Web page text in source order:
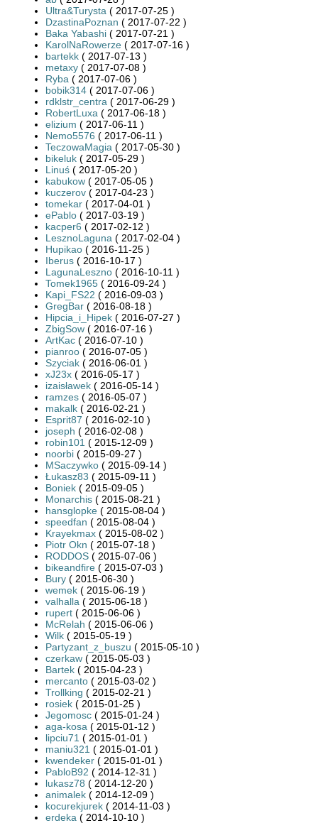
Ultra&Turysta ( 2017-07-25 )
DzastinaPoznan ( 2017-07-22 )
Baka Yabashi ( 2017-07-21 )
KarolNaRowerze ( 2017-07-16 )
bartekk ( 2017-07-13 )
metaxy ( 2017-07-08 )
Ryba ( 2017-07-06 )
bobik314 ( 2017-07-06 )
rdklstr_centra ( 2017-06-29 )
RobertLuxa ( 2017-06-18 )
elizium ( 2017-06-11 )
Nemo5576 ( 2017-06-11 )
TeczowaMagia ( 2017-05-30 )
bikeluk ( 2017-05-29 )
Linuś ( 2017-05-20 )
kabukow ( 2017-05-05 )
kuczerov ( 2017-04-23 )
tomekar ( 2017-04-01 )
ePablo ( 2017-03-19 )
kacper6 ( 2017-02-12 )
LesznoLaguna ( 2017-02-04 )
Hupikao ( 2016-11-25 )
Iberus ( 2016-10-17 )
LagunaLeszno ( 2016-10-11 )
Tomek1965 ( 2016-09-24 )
Kapi_FS22 ( 2016-09-03 )
GregBar ( 2016-08-18 )
Hipcia_i_Hipek ( 2016-07-27 )
ZbigSow ( 2016-07-16 )
ArtKac ( 2016-07-10 )
pianroo ( 2016-07-05 )
Szyciak ( 2016-06-01 )
xJ23x ( 2016-05-17 )
izaisławek ( 2016-05-14 )
ramzes ( 2016-05-07 )
makalk ( 2016-02-21 )
Esprit87 ( 2016-02-10 )
joseph ( 2016-02-08 )
robin101 ( 2015-12-09 )
noorbi ( 2015-09-27 )
MSaczywko ( 2015-09-14 )
Łukasz83 ( 2015-09-11 )
Boniek ( 2015-09-05 )
Monarchis ( 2015-08-21 )
hansglopke ( 2015-08-04 )
speedfan ( 2015-08-04 )
Krayekmax ( 2015-08-02 )
Piotr Okn ( 2015-07-18 )
RODDOS ( 2015-07-06 )
bikeandfire ( 2015-07-03 )
Bury ( 2015-06-30 )
wemek ( 2015-06-19 )
valhalla ( 2015-06-18 )
rupert ( 2015-06-06 )
McRelah ( 2015-06-06 )
Wilk ( 2015-05-19 )
Partyzant_z_buszu ( 2015-05-10 )
czerkaw ( 2015-05-03 )
Bartek ( 2015-04-23 )
mercanto ( 2015-03-02 )
Trollking ( 2015-02-21 )
rosiek ( 2015-01-25 )
Jegomosc ( 2015-01-24 )
aga-kosa ( 2015-01-12 )
lipciu71 ( 2015-01-01 )
maniu321 ( 2015-01-01 )
kwendeker ( 2015-01-01 )
PabloB92 ( 2014-12-31 )
lukasz78 ( 2014-12-20 )
animalek ( 2014-12-09 )
kocurekjurek ( 2014-11-03 )
erdeka ( 2014-10-10 )